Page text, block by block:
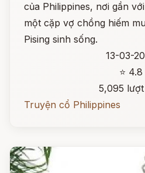
của Philippines, nơi gần
một cặp vợ chồng hiếm
Pising sinh sống.
13-03-
⭐ 4.8
5,095
Truyện cổ Philippines